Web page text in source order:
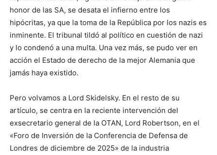
honor de las SA, se desata el infierno entre los
hipócritas, ya que la toma de la República por los nazis es
inminente. El tribunal tildó al político en cuestión de nazi
y lo condenó a una multa. Una vez más, se pudo ver en
acción el Estado de derecho de la mejor Alemania que
jamás haya existido.
Pero volvamos a Lord Skidelsky. En el resto de su
artículo, se centra en la reciente intervención del
exsecretario general de la OTAN, Lord Robertson, en el
«Foro de Inversión de la Conferencia de Defensa de
Londres de diciembre de 2025» de la industria